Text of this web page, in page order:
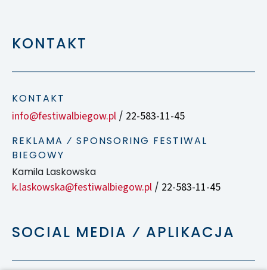
KONTAKT
KONTAKT
info@festiwalbiegow.pl / 22-583-11-45
REKLAMA ⁄ SPONSORING FESTIWAL
BIEGOWY
Kamila Laskowska
k.laskowska@festiwalbiegow.pl / 22-583-11-45
SOCIAL MEDIA ⁄ APLIKACJA